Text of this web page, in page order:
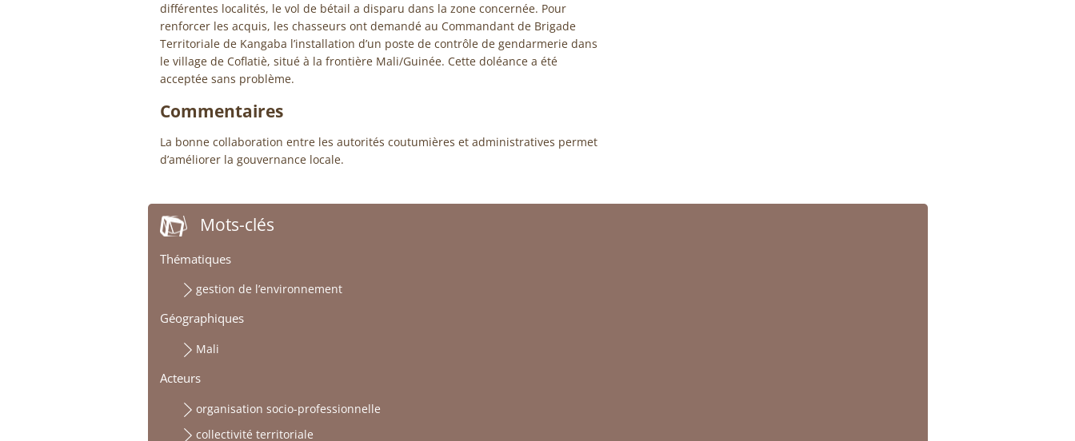
différentes localités, le vol de bétail a disparu dans la zone concernée. Pour
renforcer les acquis, les chasseurs ont demandé au Commandant de Brigade
Territoriale de Kangaba l’installation d’un poste de contrôle de gendarmerie dans
le village de Coflatiè, situé à la frontière Mali/Guinée. Cette doléance a été
acceptée sans problème.
Commentaires
La bonne collaboration entre les autorités coutumières et administratives permet
d’améliorer la gouvernance locale.
Mots-clés
Thématiques
gestion de l’environnement
Géographiques
Mali
Acteurs
organisation socio-professionnelle
collectivité territoriale